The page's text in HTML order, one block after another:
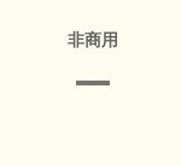
非商用